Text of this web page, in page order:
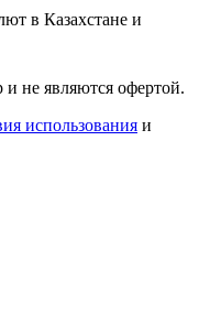
в Казахстане и
не являются офертой.
использования и